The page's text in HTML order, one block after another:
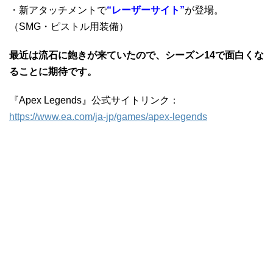
・新アタッチメントで“レーザーサイト”が登場。
（SMG・ピストル用装備）
最近は流石に飽きが来ていたので、シーズン14で面白くな
ることに期待です。
『Apex Legends』公式サイトリンク：
https://www.ea.com/ja-jp/games/apex-legends